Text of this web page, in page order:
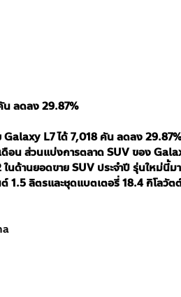
ลดลง 29.87%
L7 ได้ 7,018 คัน ลดลง
อน ส่วนแบ่งการตลาด SUV ของ
นด้านยอดขาย SUV ประจำปี รุ่นใหม่นี้
1.5 ลิตรและชุดแบตเตอรี่ 18.4 กิโลวัตต์